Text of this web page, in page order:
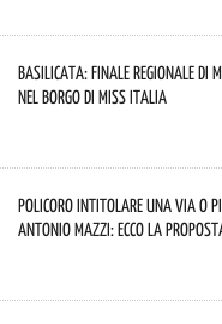
Basilicata: finale regionale di
nel borgo di Miss Italia
Policoro intitolare una via o
Antonio Mazzi: ecco la